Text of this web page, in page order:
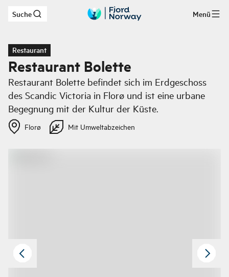
Zum Hauptinhalt
Suche Menü
Restaurant
Restaurant Bolette
Restaurant Bolette befindet sich im Erdgeschoss
des Scandic Victoria in Florø und ist eine urbane
Begegnung mit der Kultur der Küste.
Florø Mit Umweltabzeichen